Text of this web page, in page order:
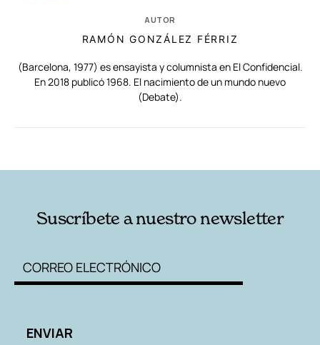
AUTOR
RAMÓN GONZÁLEZ FÉRRIZ
(Barcelona, 1977) es ensayista y columnista en El Confidencial.
En 2018 publicó 1968. El nacimiento de un mundo nuevo
(Debate).
Suscríbete a nuestro newsletter